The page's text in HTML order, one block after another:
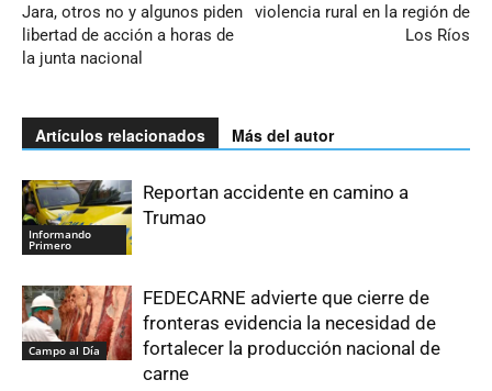
Jara, otros no y algunos piden
libertad de acción a horas de
la junta nacional
violencia rural en la región de
Los Ríos
Artículos relacionados Más del autor
Informando
Primero
Reportan accidente en camino a
Trumao
Campo al Día
FEDECARNE advierte que cierre de
fronteras evidencia la necesidad de
fortalecer la producción nacional de
carne